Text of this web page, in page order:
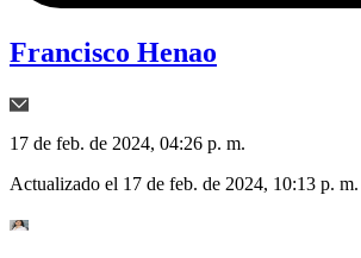
Francisco Henao
17 de feb. de 2024, 04:26 p. m.
Actualizado el 17 de feb. de 2024, 10:13 p. m.